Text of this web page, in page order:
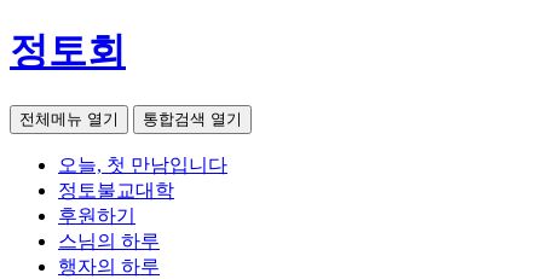
정토회
전체메뉴 열기 통합검색 열기
오늘, 첫 만남입니다
정토불교대학
후원하기
스님의 하루
행자의 하루